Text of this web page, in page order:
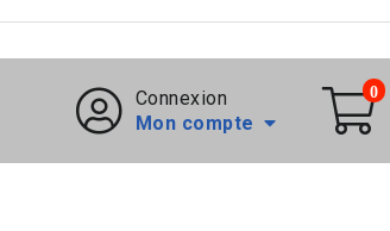
Connexion
Mon compte
0